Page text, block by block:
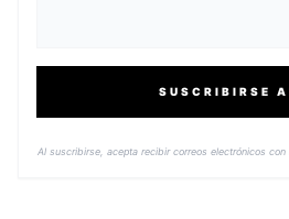
SUSCRIBIRSE
Al suscribirse, acepta recibir correos electrónicos